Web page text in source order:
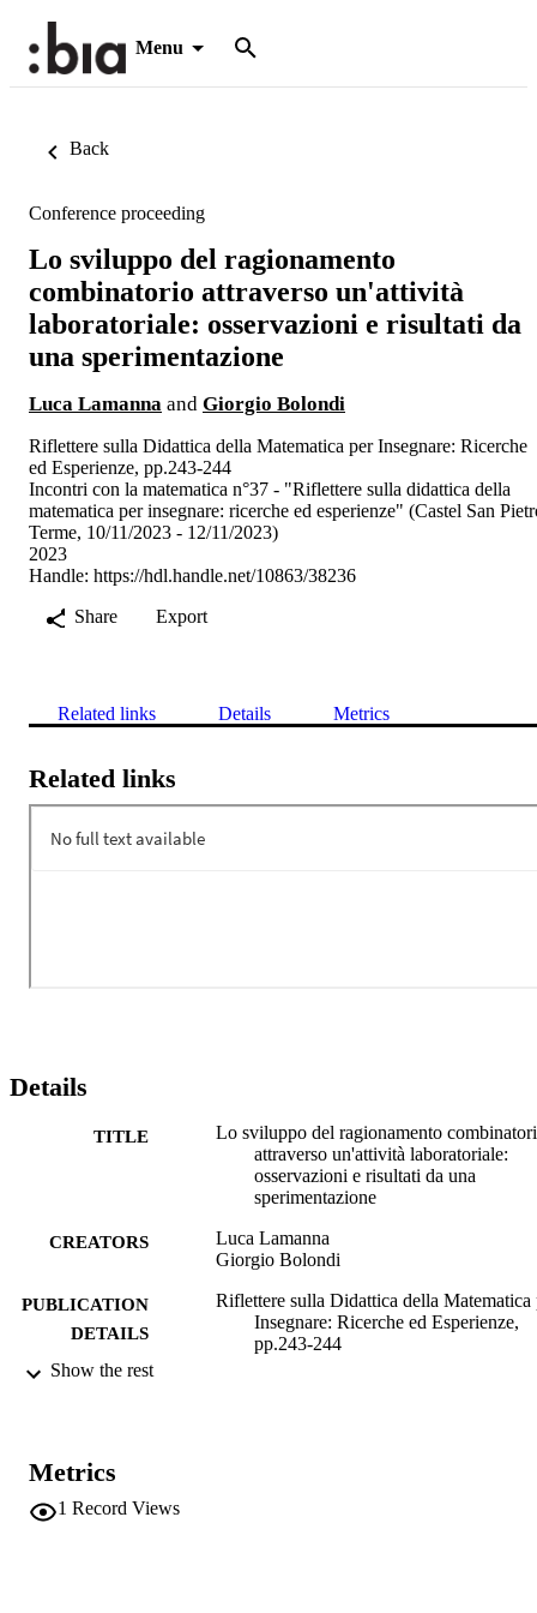
Menu
Back
Conference proceeding
Lo sviluppo del ragionamento
combinatorio attraverso un'attività
laboratoriale: osservazioni e risultati da
una sperimentazione
Luca Lamanna and Giorgio Bolondi
Riflettere sulla Didattica della Matematica per Insegnare: Ricerche
ed Esperienze, pp.243-244
Incontri con la matematica n°37 - "Riflettere sulla didattica della
matematica per insegnare: ricerche ed esperienze" (Castel San
Terme, 10/11/2023 - 12/11/2023)
2023
Handle: https://hdl.handle.net/10863/38236
Share
Export
Related links Details Metrics
Related links
Details
TITLE
Lo sviluppo del ragionamento
attraverso un'attività laboratoriale:
osservazioni e risultati da una
sperimentazione
CREATORS
Luca Lamanna
Giorgio Bolondi
PUBLICATION
DETAILS
Riflettere sulla Didattica della Matematica
Insegnare: Ricerche ed Esperienze,
pp.243-244
CONFERENCE
Show the rest
Metrics
1 Record Views